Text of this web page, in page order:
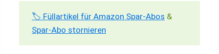
🏷️ Füllartikel für Amazon Spar-Abos &
Spar-Abo stornieren